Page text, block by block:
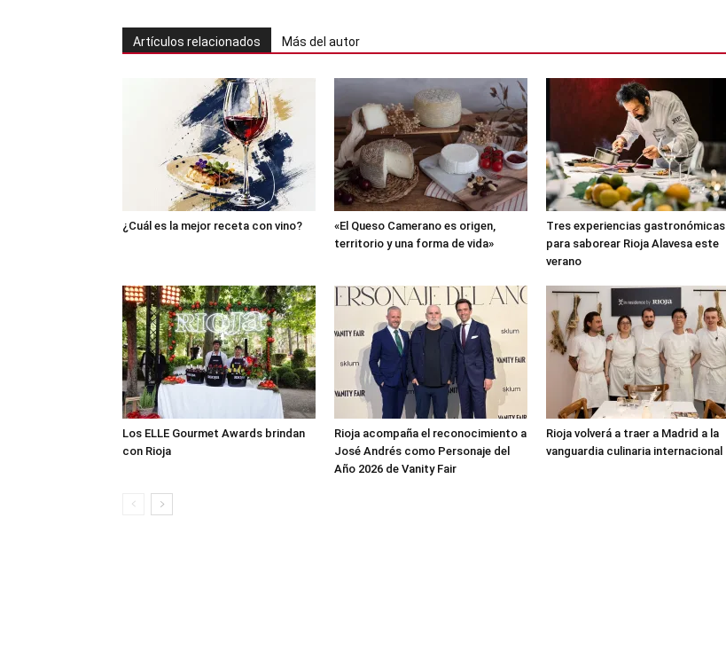
Artículos relacionados Más del autor
¿Cuál es la mejor receta con vino?
«El Queso Camerano es origen,
territorio y una forma de vida»
Tres experiencias gastronómicas
para saborear Rioja Alavesa este
verano
Los ELLE Gourmet Awards brindan
con Rioja
Rioja acompaña el reconocimiento a
José Andrés como Personaje del
Año 2026 de Vanity Fair
Rioja volverá a traer a Madrid a la
vanguardia culinaria internacional